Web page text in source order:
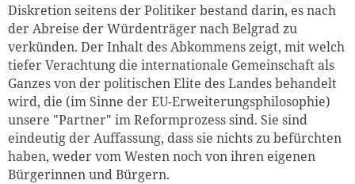
Diskretion seitens der Politiker bestand darin, es nach
der Abreise der Würdenträger nach Belgrad zu
verkünden. Der Inhalt des Abkommens zeigt, mit welch
tiefer Verachtung die internationale Gemeinschaft als
Ganzes von der politischen Elite des Landes behandelt
wird, die (im Sinne der EU-Erweiterungsphilosophie)
unsere "Partner" im Reformprozess sind. Sie sind
eindeutig der Auffassung, dass sie nichts zu befürchten
haben, weder vom Westen noch von ihren eigenen
Bürgerinnen und Bürgern.